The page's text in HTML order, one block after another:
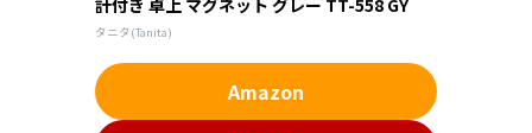
計付き 卓上 マグネット グレー TT-558 GY
タニタ(Tanita)
Amazon